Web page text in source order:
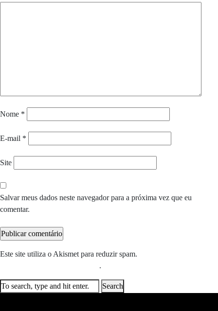
Nome *
E-mail *
Site
Salvar meus dados neste navegador para a próxima vez que eu
comentar.
Este site utiliza o Akismet para reduzir spam.
.
Search